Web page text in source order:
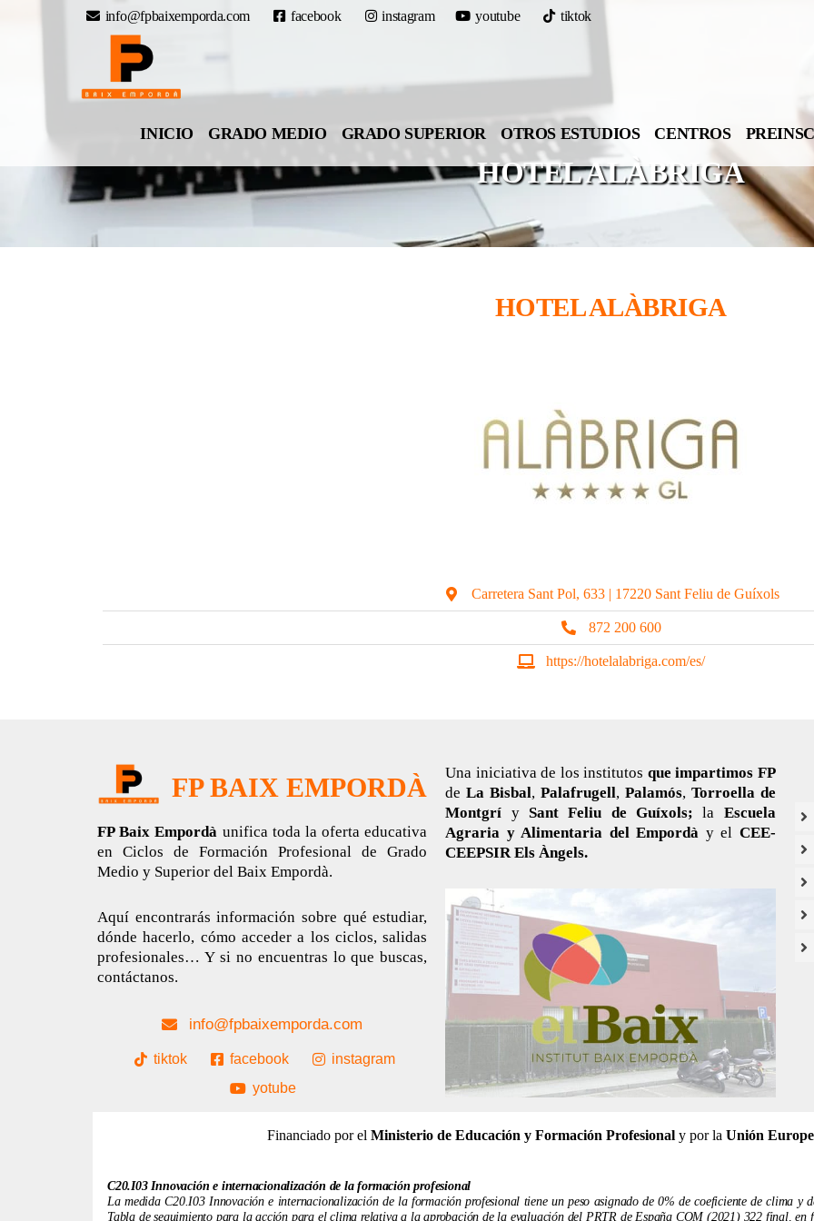
info@fpbaixemporda.com facebook instagram youtube tiktok
INICIO GRADO MEDIO GRADO SUPERIOR OTROS ESTUDIOS CENTROS
HOTEL ALÀBRIGA
HOTEL ALÀBRIGA
Carretera Sant Pol, 633 | 17220 Sant Feliu de Guíxols
872 200 600
https://hotelalabriga.com/es/
FP BAIX EMPORDÀ
FP Baix Empordà unifica toda la oferta educativa
en Ciclos de Formación Profesional de Grado
Medio y Superior del Baix Empordà.
Aquí encontrarás información sobre qué estudiar,
dónde hacerlo, cómo acceder a los ciclos, salidas
profesionales… Y si no encuentras lo que buscas,
contáctanos.
info@fpbaixemporda.com
tiktok facebook
instagram
yotube
Una iniciativa de los institutos que impartimos FP
deLa Bisbal, Palafrugell, Palamós, Torroella de
Montgrí y Sant Feliu de Guíxols;la Escuela
Agraria y Alimentaria del Empordà y el CEE-
CEEPSIR Els Àngels.
Financiado por el Ministerio de Educación y Formación Profesionaly por la Unión
C20.I03 Innovación e internacionalización de la formación profesional
La medida C20.I03 Innovación e internacionalización de la formación profesional tiene un peso asignado de 0% de coeficiente de clima
Tabla de seguimiento para la acción para el clima relativa a la aprobación de la evaluación del PRTR de España COM (2021) 322 final, en